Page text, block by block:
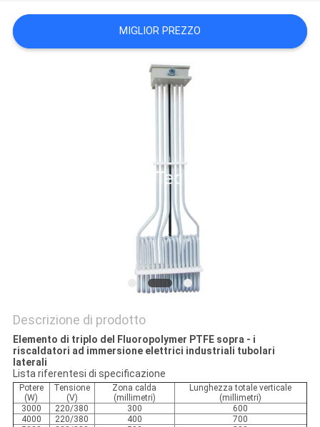
DEL
SITO
MIGLIOR PREZZO
Descrizione di prodotto
Elemento di triplo del Fluoropolymer PTFE sopra - i
riscaldatori ad immersione elettrici industriali tubolari
laterali
Lista riferentesi di specificazione
Potere
(W)
Tensione
(V)
Zona calda
(millimetri)
Lunghezza totale verticale
(millimetri)
3000
220/380 300
600
4000
220/380 400
700